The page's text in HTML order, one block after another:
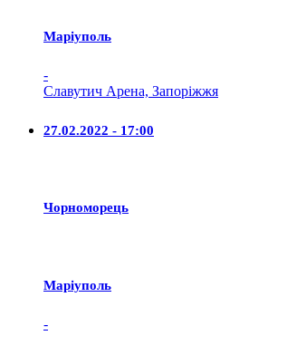
Маріуполь
-
Славутич Арена, Запоріжжя
27.02.2022 - 17:00
Чорноморець
Маріуполь
-